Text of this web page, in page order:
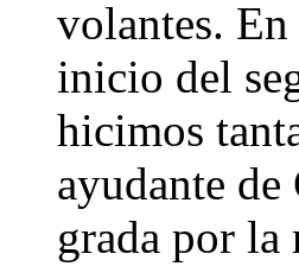
volantes.
inicio del
hicimos
ayudante de
grada por